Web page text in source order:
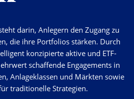
darin, Anlegern den Zugang zu
die ihre Portfolios stärken. Durch
konzipierte aktive und ETF-
schaffende Engagements in
Anlageklassen und Märkten sowie
traditionelle Strategien.